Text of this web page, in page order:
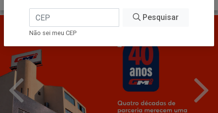
Pesquisar
Não sei meu CEP